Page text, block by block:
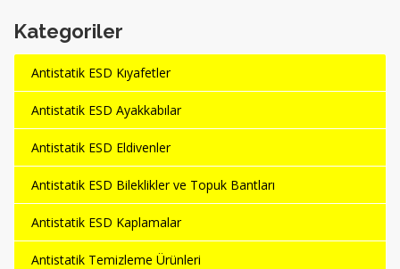
Kategoriler
Antistatik ESD Kıyafetler
Antistatik ESD Ayakkabılar
Antistatik ESD Eldivenler
Antistatik ESD Bileklikler ve Topuk Bantları
Antistatik ESD Kaplamalar
Antistatik Temizleme Ürünleri